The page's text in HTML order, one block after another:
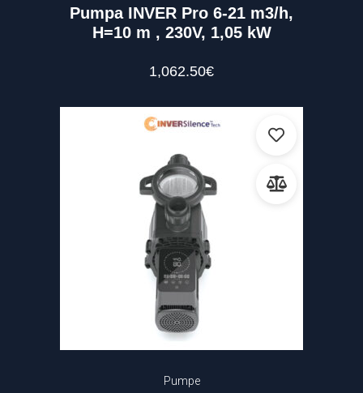
Pumpa INVER Pro 6-21 m3/h,
H=10 m , 230V, 1,05 kW
1,062.50€
Pumpe